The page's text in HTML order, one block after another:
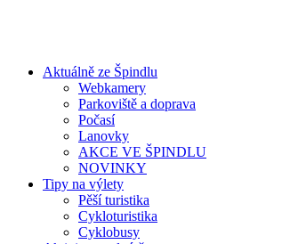
Aktuálně ze Špindlu
Webkamery
Parkoviště a doprava
Počasí
Lanovky
AKCE VE ŠPINDLU
NOVINKY
Tipy na výlety
Pěší turistika
Cykloturistika
Cyklobusy